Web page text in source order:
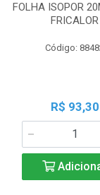
FOLHA ISOPOR
FRICALOR
Código:
R$ 93,30